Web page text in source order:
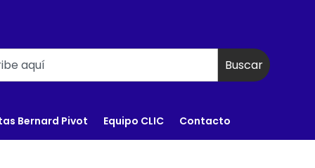
Buscar
Bernard Pivot Equipo CLIC Contacto